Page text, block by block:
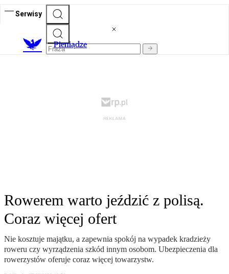
Serwisy
Pieniądze
Rowerem warto jeździć z polisą.
Coraz więcej ofert
Nie kosztuje majątku, a zapewnia spokój na wypadek kradzieży
roweru czy wyrządzenia szkód innym osobom. Ubezpieczenia dla
rowerzystów oferuje coraz więcej towarzystw.